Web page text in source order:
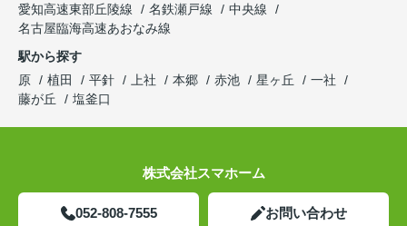
愛知高速東部丘陵線
名鉄瀬戸線
中央線
名古屋臨海高速あおなみ線
駅から探す
原
植田 平針 上社 本郷 赤池 星ヶ丘
一社
藤が丘
塩釜口
株式会社スマホーム
052-808-7555 お問い合わせ